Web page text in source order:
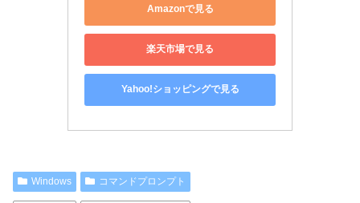
Amazonで見る
楽天市場で見る
Yahoo!ショッピングで見る
Windows コマンドプロンプト